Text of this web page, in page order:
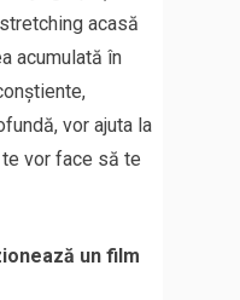
acasă
acumulată în
vor ajuta la
vor face să te
un film